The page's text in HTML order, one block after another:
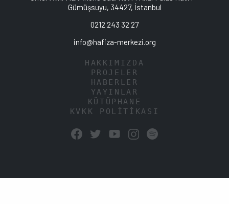
Gümüşsuyu, 34427, İstanbul
0212 243 32 27
info@hafiza-merkezi.org
HAKKIMIZDA
PROJELER
HABERLER
YAYINLAR
KÜTÜPHANE
KVKK POLİTİKASI